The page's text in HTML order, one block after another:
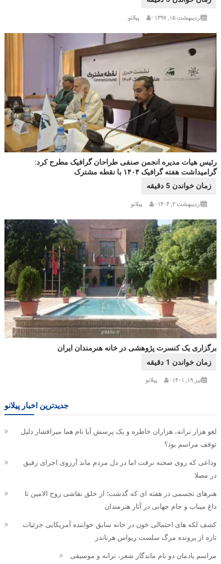
اردیبهشت ۱۵, ۱۳۹۷ پیلانو
رئیس هیات مدیره انجمن صنفی طراحان گرافیک مطرح کرد:
گرامیداشت هفته گرافیک ۱۴۰۴ با نقطه مشترک
اردیبهشت ۲, ۱۴۰۴ پیلانو
برگزاری یک کنسرت پژوهشی در خانه هنرمندان ایران
تیر ۱۹, ۱۴۰۱ پیلانو
جدیدترین اخبار پیلانو
لغو هزار ترانه، هزاران خاطره و یک پرسش آیا نام هما میرافشار دلیل
توقف مراسم بود؟
وداعی که روی صحنه نرفت اما در دل مردم ماند آرزوی اجرای رفیق
در مصلا
هنرهای تجسمی در هفته ای که گذشت؛ از خلق نقاشی روح الامین تا
داغ میناب و جام جهانی در آثار هنرمندان
کشف لکه های احتمالی خون در خانه سابق خواننده آمریکایی جزئیات
تازه از پرونده مرگ سلست ریواس هرناندز
مراسم یادمان دو نام ماندگار شعر، ترانه و موسیقی